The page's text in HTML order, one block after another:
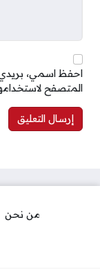
احفظ اسمي، بريدي
المتصفح
من نحن